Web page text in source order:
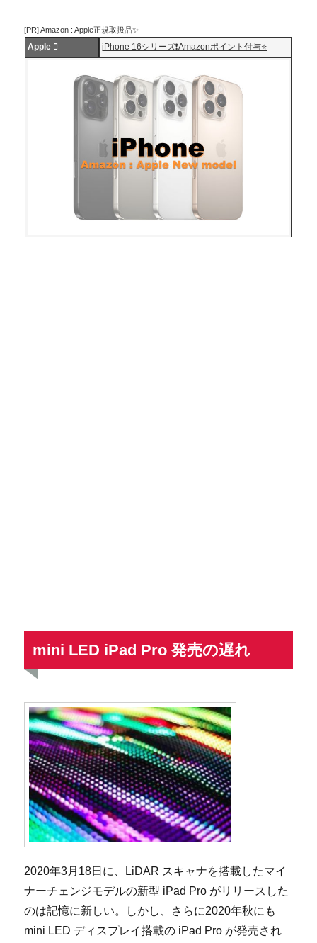
[PR] Amazon : Apple正規取扱品✨
Apple  iPhone 16シリーズ❗️Amazonポイント付与⭐️
mini LED iPad Pro 発売の遅れ
2020年3月18日に、LiDAR スキャナを搭載したマイ
ナーチェンジモデルの新型 iPad Pro がリリースした
のは記憶に新しい。しかし、さらに2020年秋にも
mini LED ディスプレイ搭載の iPad Pro が発売され